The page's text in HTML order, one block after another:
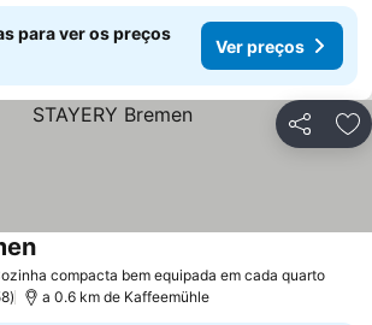
para ver os preços
Ver preços
Partilhar
compacta bem equipada em cada quarto
a 0.6 km de Kaffeemühle